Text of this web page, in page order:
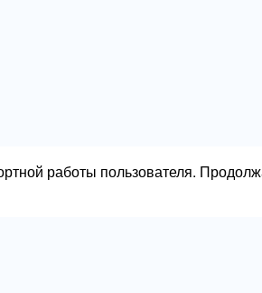
работы пользователя.